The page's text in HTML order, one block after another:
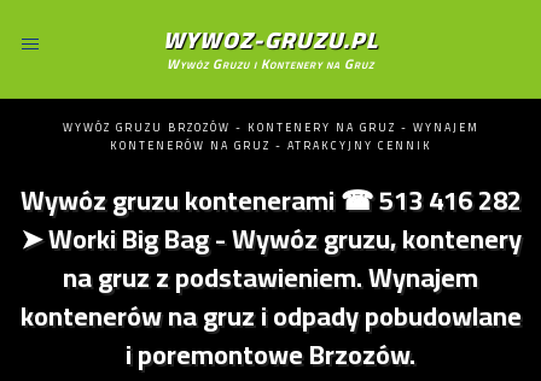
WYWOZ-GRUZU.PL
Wywóz Gruzu i Kontenery na Gruz
WYWÓZ GRUZU BRZOZÓW - KONTENERY NA GRUZ - WYNAJEM
KONTENERÓW NA GRUZ - ATRAKCYJNY CENNIK
Wywóz gruzu kontenerami ☎ 513 416 282
➤ Worki Big Bag - Wywóz gruzu, kontenery
na gruz z podstawieniem. Wynajem
kontenerów na gruz i odpady pobudowlane
i poremontowe Brzozów.